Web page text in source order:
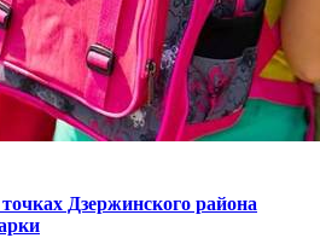
Дзержинского района